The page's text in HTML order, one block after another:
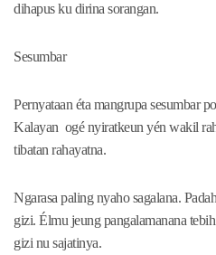
dihapus ku dirina sorangan.
Sesumbar
Pernyataan éta mangrupa sesumbar
Kalayan ogé nyiratkeun yén wakil
tibatan rahayatna.
Ngarasa paling nyaho sagalana.
gizi. Élmu jeung pangalamanana
gizi nu sajatinya.